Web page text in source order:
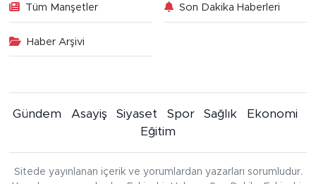
Tüm Manşetler Son Dakika Haberleri
Haber Arşivi
Gündem Asayiş Siyaset Spor Sağlık
Ekonomi
Eğitim
Sitede yayınlanan içerik ve yorumlardan yazarları sorumludur.